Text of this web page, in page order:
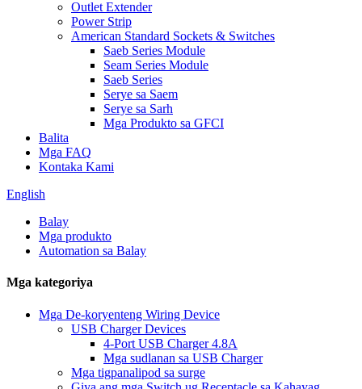
Outlet Extender
Power Strip
American Standard Sockets & Switches
Saeb Series Module
Seam Series Module
Saeb Series
Serye sa Saem
Serye sa Sarh
Mga Produkto sa GFCI
Balita
Mga FAQ
Kontaka Kami
English
Balay
Mga produkto
Automation sa Balay
Mga kategoriya
Mga De-koryenteng Wiring Device
USB Charger Devices
4-Port USB Charger 4.8A
Mga sudlanan sa USB Charger
Mga tigpanalipod sa surge